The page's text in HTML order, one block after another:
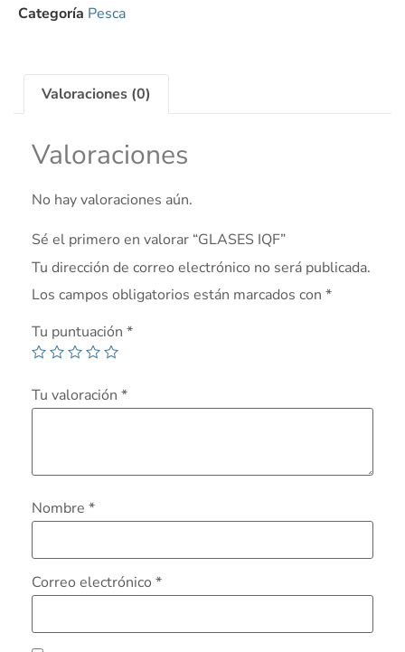
Categoría Pesca
Valoraciones (0)
Valoraciones
No hay valoraciones aún.
Sé el primero en valorar “GLASES IQF”
Tu dirección de correo electrónico no será publicada.
Los campos obligatorios están marcados con *
Tu puntuación *
Tu valoración *
Nombre *
Correo electrónico *